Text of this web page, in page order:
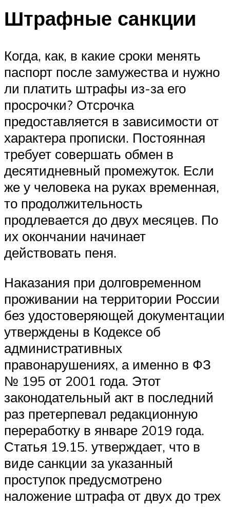
Штрафные санкции
Когда, как, в какие сроки менять
паспорт после замужества и нужно
ли платить штрафы из-за его
просрочки? Отсрочка
предоставляется в зависимости от
характера прописки. Постоянная
требует совершать обмен в
десятидневный промежуток. Если
же у человека на руках временная,
то продолжительность
продлевается до двух месяцев. По
их окончании начинает
действовать пеня.
Наказания при долговременном
проживании на территории России
без удостоверяющей документации
утверждены в Кодексе об
административных
правонарушениях, а именно в ФЗ
№ 195 от 2001 года. Этот
законодательный акт в последний
раз претерпевал редакционную
переработку в январе 2019 года.
Статья 19.15. утверждает, что в
виде санкции за указанный
проступок предусмотрено
наложение штрафа от двух до трех